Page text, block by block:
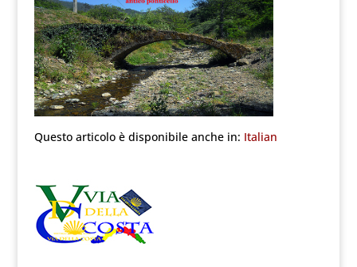
Questo articolo è disponibile anche in: Italian